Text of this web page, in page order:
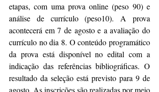
etapas, com uma prova online (peso 90) e
análise de currículo (peso10). A prova
acontecerá em 7 de agosto e a avaliação do
currículo no dia 8. O conteúdo programático
da prova está disponível no edital com a
indicação das referências bibliográficas. O
resultado da seleção está previsto para 9 de
agosto. As inscrições são realizadas por meio